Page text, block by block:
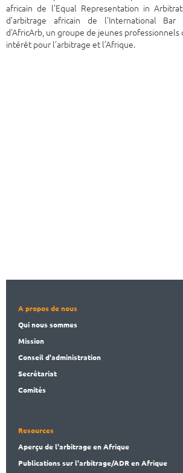
africain de l’Equal Representation in
d’arbitrage africain de l’International
d’AfricArb, un groupe de jeunes
intérêt pour l’arbitrage et l’Afrique.
A propos de nous
Qui nous sommes
Mission
Conseil d'administration
Secrétariat
Comités
Resources
Aperçu de l'arbitrage en Afrique
Publicationssur l'arbitrage/ADR en Afrique